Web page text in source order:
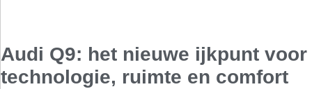
Audi Q9: het nieuwe ijkpunt voor
technologie, ruimte en comfort